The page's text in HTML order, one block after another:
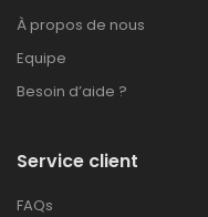
À propos de nous
Equipe
Besoin d’aide ?
Service client
FAQs